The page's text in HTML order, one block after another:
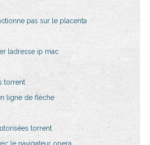
pas sur le placenta
ladresse ip mac
torrent
ligne de flèche
torrent